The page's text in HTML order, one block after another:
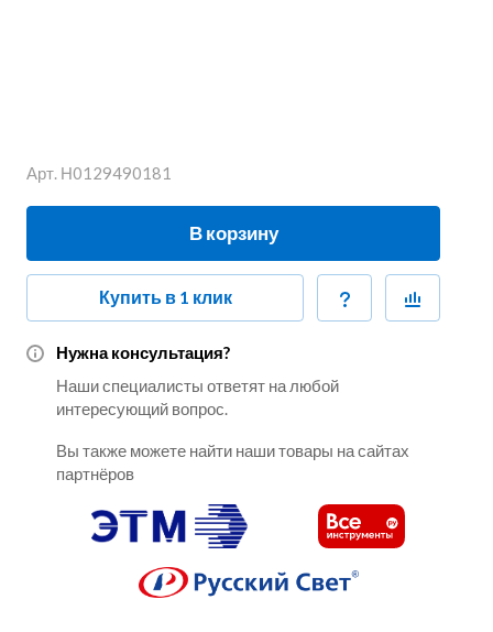
Арт. Н0129490181
В корзину
Купить в 1 клик
Нужна консультация?
Наши специалисты ответят на любой
интересующий вопрос.
Вы также можете найти наши товары на сайтах
партнёров